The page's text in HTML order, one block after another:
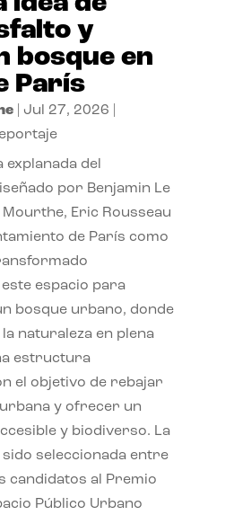
y
bosque en
París
| Jul 27, 2026
explanada del
por Benjamin Le
Mourthe, Eric Rousseau
de París como
espacio para
bosque urbano, donde
naturaleza en plena
estructura
el objetivo de rebajar
y ofrecer un
y biodiverso. La
seleccionada entre
candidatos al Premio
Público Urbano